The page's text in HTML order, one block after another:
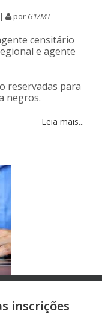
por G1/MT
censitário
e agente
reservadas para
negros.
Leia mais...
inscrições